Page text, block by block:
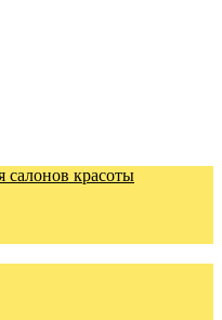
салонов красоты